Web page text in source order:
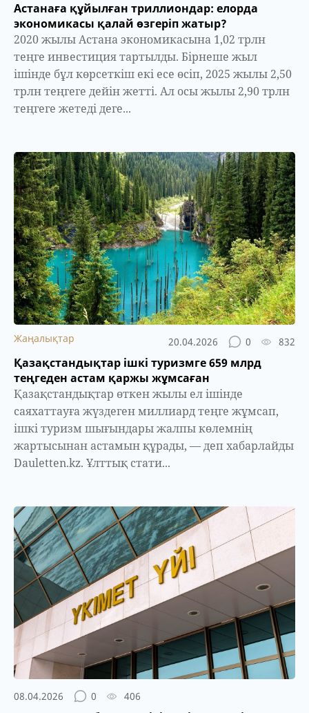
Астанаға құйылған триллиондар: елорда
экономикасы қалай өзгеріп жатыр?
2020 жылы Астана экономикасына 1,02 трлн
теңге инвестиция тартылды. Бірнеше жыл
ішінде бұл көрсеткіш екі есе өсіп, 2025 жылы 2,50
трлн теңгеге дейін жетті. Ал осы жылы 2,90 трлн
теңгеге жетеді деге...
Жаңалықтар 20.04.2026 0 832
Қазақстандықтар ішкі туризмге 659 млрд
теңгеден астам қаржы жұмсаған
Қазақстандықтар өткен жылы ел ішінде
саяхаттауға жүздеген миллиард теңге жұмсап,
ішкі туризм шығындары жалпы көлемнің
жартысынан астамын құрады, — деп хабарлайды
Dauletten.kz. Ұлттық стати...
08.04.2026 0 406